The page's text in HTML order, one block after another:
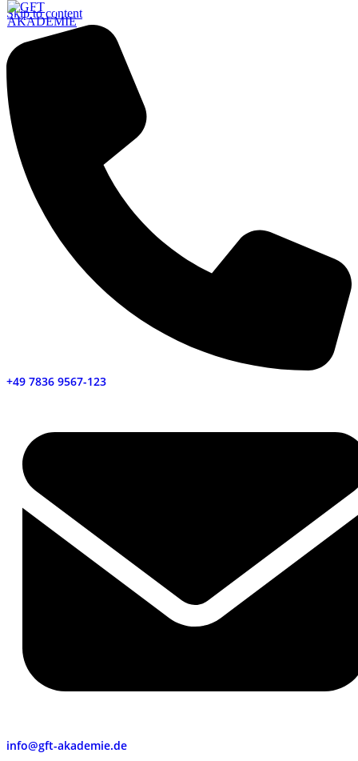
Skip to content
+49 7836 9567-123
info@gft-akademie.de